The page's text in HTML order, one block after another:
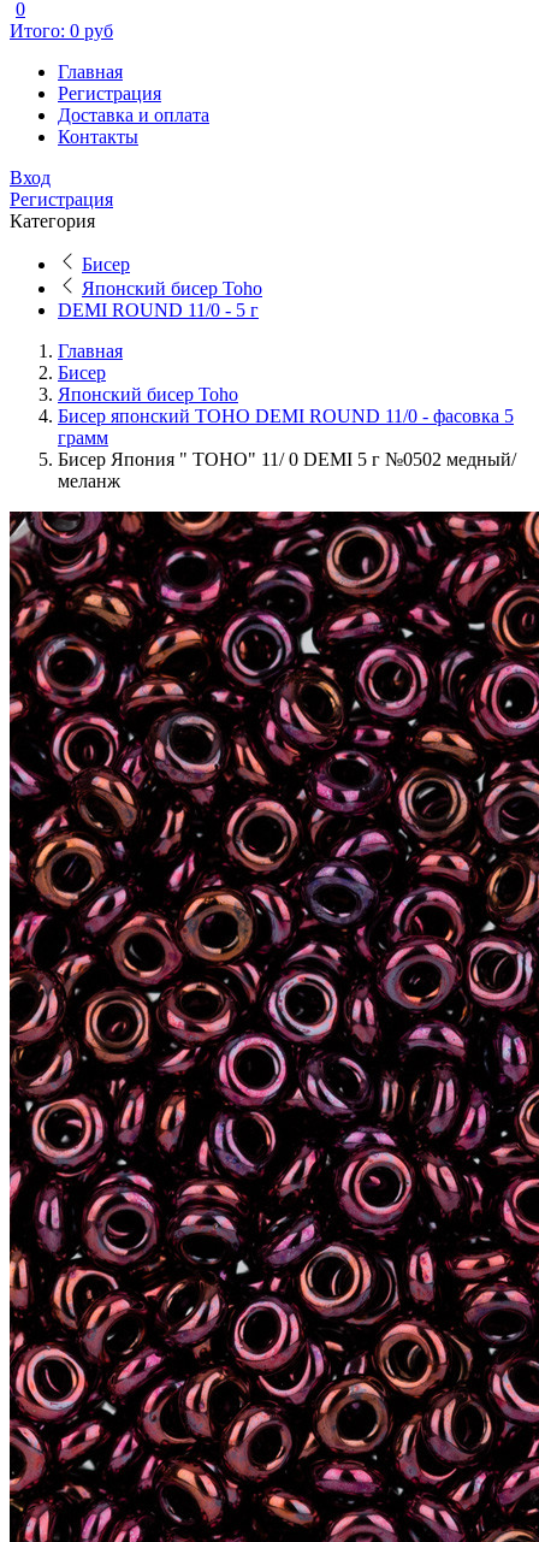
0
Итого: 0 руб
Главная
Регистрация
Доставка и оплата
Контакты
Вход
Регистрация
Категория
Бисер
Японский бисер Toho
DEMI ROUND 11/0 - 5 г
Главная
Бисер
Японский бисер Toho
Бисер японский TOHO DEMI ROUND 11/0 - фасовка 5
грамм
Бисер Япония " TOHO" 11/ 0 DEMI 5 г №0502 медный/
меланж